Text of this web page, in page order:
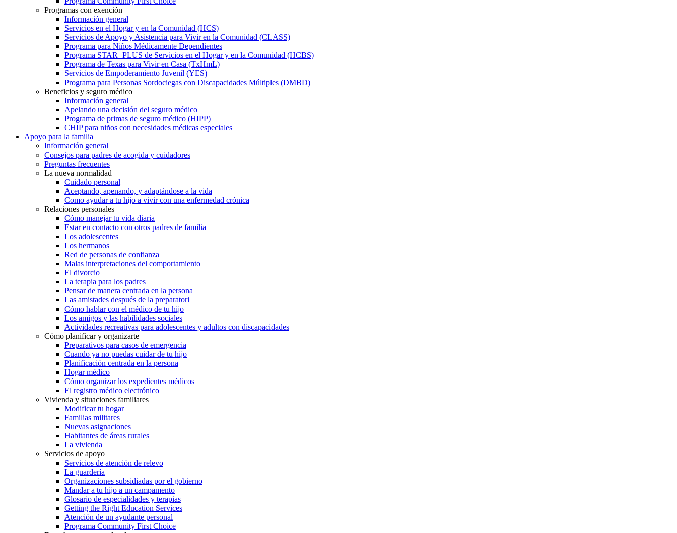
Programas con exención
Información general
Servicios en el Hogar y en la Comunidad (HCS)
Servicios de Apoyo y Asistencia para Vivir en la Comunidad (CLASS)
Programa para Niños Médicamente Dependientes
Programa STAR+PLUS de Servicios en el Hogar y en la Comunidad (HCBS)
Programa de Texas para Vivir en Casa (TxHmL)
Servicios de Empoderamiento Juvenil (YES)
Programa para Personas Sordociegas con Discapacidades Múltiples (DMBD)
Beneficios y seguro médico
Información general
Apelando una decisión del seguro médico
Programa de primas de seguro médico (HIPP)
CHIP para niños con necesidades médicas especiales
Apoyo para la familia
Información general
Consejos para padres de acogida y cuidadores
Preguntas frecuentes
La nueva normalidad
Cuidado personal
Aceptando, apenando, y adaptándose a la vida
Como ayudar a tu hijo a vivir con una enfermedad crónica
Relaciones personales
Cómo manejar tu vida diaria
Estar en contacto con otros padres de familia
Los adolescentes
Los hermanos
Red de personas de confianza
Malas interpretaciones del comportamiento
El divorcio
La terapia para los padres
Pensar de manera centrada en la persona
Las amistades después de la preparatori
Cómo hablar con el médico de tu hijo
Los amigos y las habilidades sociales
Actividades recreativas para adolescentes y adultos con discapacidades
Cómo planificar y organizarte
Preparativos para casos de emergencia
Cuando ya no puedas cuidar de tu hijo
Planificación centrada en la persona
Hogar médico
Cómo organizar los expedientes médicos
El registro médico electrónico
Vivienda y situaciones familiares
Modificar tu hogar
Familias militares
Nuevas asignaciones
Habitantes de áreas rurales
La vivienda
Servicios de apoyo
Servicios de atención de relevo
La guardería
Organizaciones subsidiadas por el gobierno
Mandar a tu hijo a un campamento
Glosario de especialidades y terapias
Getting the Right Education Services
Atención de un ayudante personal
Programa Community First Choice